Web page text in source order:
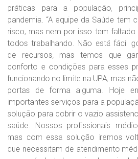
práticas para a população,
pandemia. “A equipe da Saúde tem
risco, mas nem por isso tem faltado
todos trabalhando. Não está fácil
de recursos, mas temos que
conforto e condições para esses
funcionando no limite na UPA, mas
portas de forma alguma. Hoje
importantes serviços para a
solução para cobrir o vazio
saúde. Nossos profissionais
mas com essa solução iremos
que necessitam de atendimento